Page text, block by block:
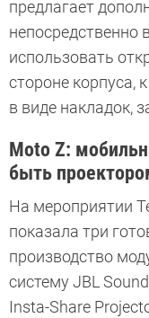
предлагает
непосредственно
использовать
стороне корпуса,
в виде накладок,
Moto Z:
быть
На мероприятии
показала три
производство
систему JBL
Insta-Share